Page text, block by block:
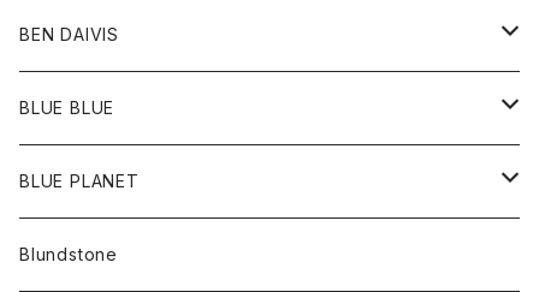
バッグ
ポーチ
トップス
Ｔシャツ
BEN DAIVIS
ポトム
パンツ
BLUE BLUE
アウター
カーディガン
アクセサリー
BLUE PLANET
サングラス
Blundstone